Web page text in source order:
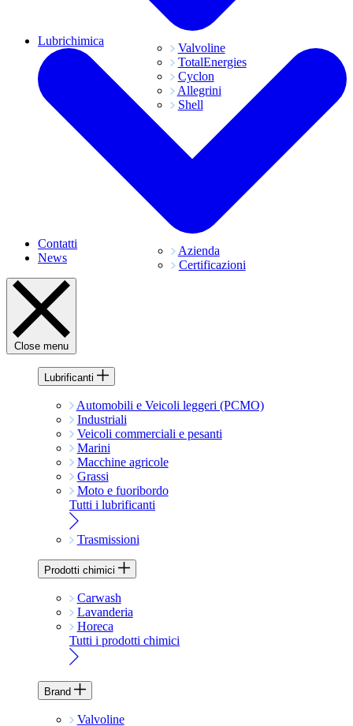
Valvoline
TotalEnergies
Cyclon
Allegrini
Shell
Lubrichimica
Azienda
Certificazioni
Contatti
News
Close menu
Lubrificanti
Automobili e Veicoli leggeri (PCMO)
Industriali
Veicoli commerciali e pesanti
Marini
Macchine agricole
Grassi
Moto e fuoribordo
Tutti i lubrificanti
Trasmissioni
Prodotti chimici
Carwash
Lavanderia
Horeca
Tutti i prodotti chimici
Brand
Valvoline